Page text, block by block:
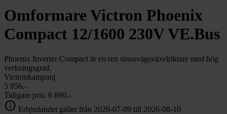
Lacanche
chevron_right
Omformare Victron Phoenix
Compact 12/1600 230V VE.Bus
Phoenix Inverter Compact är en ren sinusvågsväxelriktare med hög
verkningsgrad.
Victronkampanj
5 856,-
Tidigare pris: 6 890,-
info Erbjudandet gäller från 2026-07-09 till 2026-08-10